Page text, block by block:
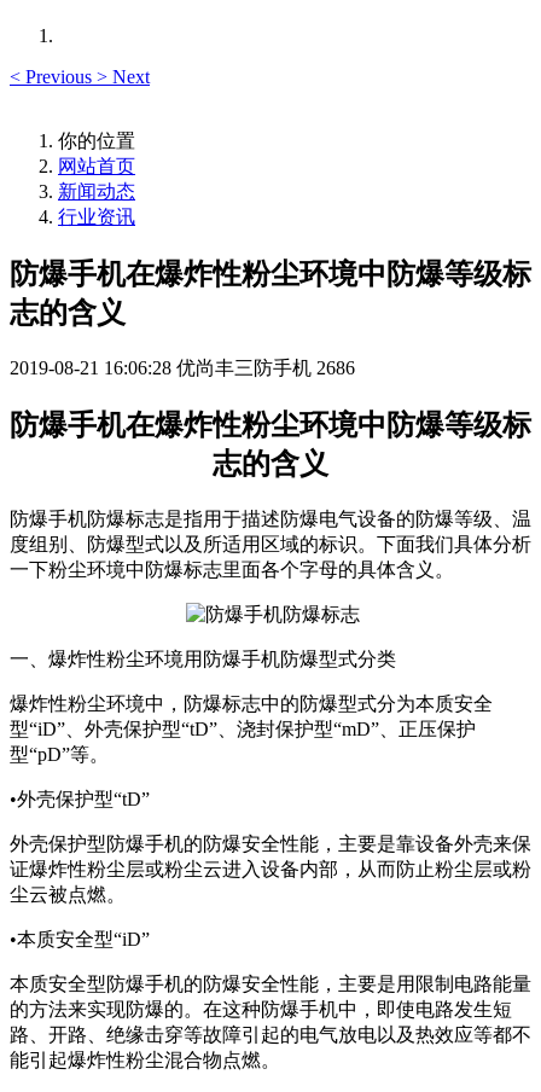
< Previous > Next
你的位置
网站首页
新闻动态
行业资讯
防爆手机在爆炸性粉尘环境中防爆等级标
志的含义
2019-08-21 16:06:28 优尚丰三防手机 2686
防爆手机在爆炸性粉尘环境中防爆等级标
志的含义
防爆手机防爆标志是指用于描述防爆电气设备的防爆等级、温
度组别、防爆型式以及所适用区域的标识。下面我们具体分析
一下粉尘环境中防爆标志里面各个字母的具体含义。
一、爆炸性粉尘环境用防爆手机防爆型式分类
爆炸性粉尘环境中，防爆标志中的防爆型式分为本质安全
型“iD”、外壳保护型“tD”、浇封保护型“mD”、正压保护
型“pD”等。
•外壳保护型“tD”
外壳保护型防爆手机的防爆安全性能，主要是靠设备外壳来保
证爆炸性粉尘层或粉尘云进入设备内部，从而防止粉尘层或粉
尘云被点燃。
•本质安全型“iD”
本质安全型防爆手机的防爆安全性能，主要是用限制电路能量
的方法来实现防爆的。在这种防爆手机中，即使电路发生短
路、开路、绝缘击穿等故障引起的电气放电以及热效应等都不
能引起爆炸性粉尘混合物点燃。